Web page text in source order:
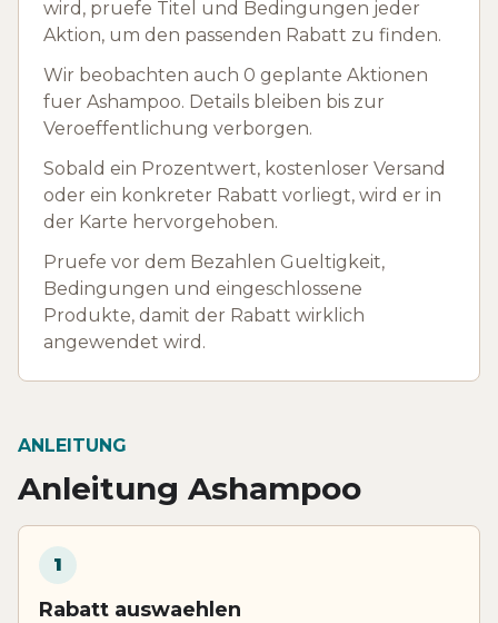
wird, pruefe Titel und Bedingungen jeder
Aktion, um den passenden Rabatt zu finden.
Wir beobachten auch 0 geplante Aktionen
fuer Ashampoo. Details bleiben bis zur
Veroeffentlichung verborgen.
Sobald ein Prozentwert, kostenloser Versand
oder ein konkreter Rabatt vorliegt, wird er in
der Karte hervorgehoben.
Pruefe vor dem Bezahlen Gueltigkeit,
Bedingungen und eingeschlossene
Produkte, damit der Rabatt wirklich
angewendet wird.
ANLEITUNG
Anleitung Ashampoo
1
Rabatt auswaehlen